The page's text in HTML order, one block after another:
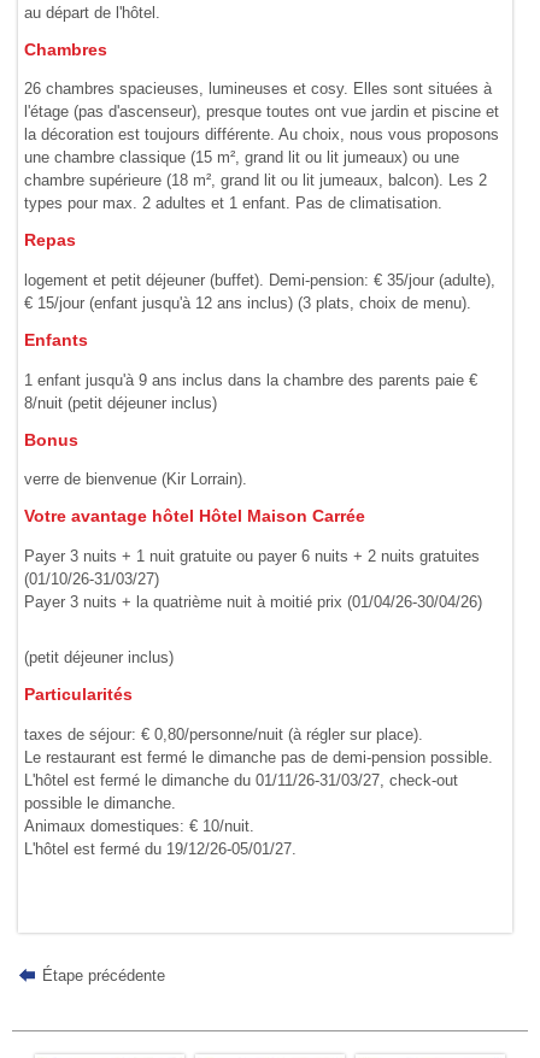
au départ de l'hôtel.
Chambres
26 chambres spacieuses, lumineuses et cosy. Elles sont situées à
l'étage (pas d'ascenseur), presque toutes ont vue jardin et piscine et
la décoration est toujours différente. Au choix, nous vous proposons
une chambre classique (15 m², grand lit ou lit jumeaux) ou une
chambre supérieure (18 m², grand lit ou lit jumeaux, balcon). Les 2
types pour max. 2 adultes et 1 enfant. Pas de climatisation.
Repas
logement et petit déjeuner (buffet). Demi-pension: € 35/jour (adulte),
€ 15/jour (enfant jusqu'à 12 ans inclus) (3 plats, choix de menu).
Enfants
1 enfant jusqu'à 9 ans inclus dans la chambre des parents paie €
8/nuit (petit déjeuner inclus)
Bonus
verre de bienvenue (Kir Lorrain).
Votre avantage hôtel Hôtel Maison Carrée
Payer 3 nuits + 1 nuit gratuite ou payer 6 nuits + 2 nuits gratuites
(01/10/26-31/03/27)
Payer 3 nuits + la quatrième nuit à moitié prix (01/04/26-30/04/26)
(petit déjeuner inclus)
Particularités
taxes de séjour: € 0,80/personne/nuit (à régler sur place).
Le restaurant est fermé le dimanche pas de demi-pension possible.
L'hôtel est fermé le dimanche du 01/11/26-31/03/27, check-out
possible le dimanche.
Animaux domestiques: € 10/nuit.
L'hôtel est fermé du 19/12/26-05/01/27.
Étape précédente